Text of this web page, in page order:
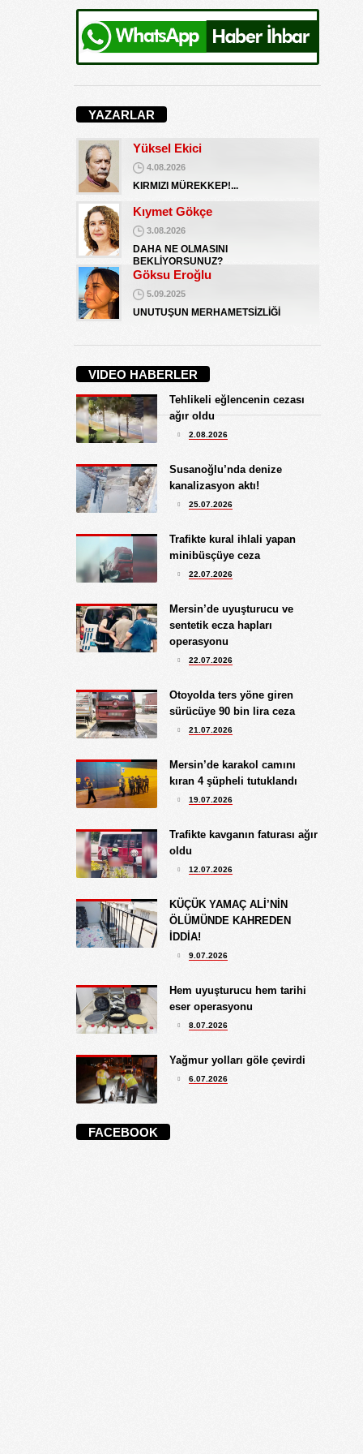
YAZARLAR
Hediye Eroğlu
3.08.2026
Koray Ünlü
BATSIN BU DÜNYA
Yüksel Ekici
4.08.2026
KIRMIZI MÜREKKEP!...
Kıymet Gökçe
3.08.2026
DAHA NE OLMASINI
BEKLİYORSUNUZ?
Göksu Eroğlu
5.09.2025
UNUTUŞUN MERHAMETSİZLİĞİ
İŞGALCİ GÖRÜNÜMLÜ HALK!
Koray Ünlü
10.09.2024
BATSIN BU DÜNYA
Yüksel Ekici
4.08.2026
KIRMIZI MÜREKKEP!...
3.08.2026
DAHA NE OLMASINI
BEKLİYORSUNUZ?
5.09.2025
UNUTUŞUN MERHAMETSİZLİĞİ
Hediye Eroğlu
İŞGALCİ GÖRÜNÜMLÜ HALK!
Koray Ünlü
10.09.2024
VIDEO HABERLER
Tehlikeli eğlencenin cezası
ağır oldu
2.08.2026
Susanoğlu’nda denize
kanalizasyon aktı!
25.07.2026
Trafikte kural ihlali yapan
minibüsçüye ceza
22.07.2026
Mersin’de uyuşturucu ve
sentetik ecza hapları
operasyonu
22.07.2026
Otoyolda ters yöne giren
sürücüye 90 bin lira ceza
21.07.2026
Mersin’de karakol camını
kıran 4 şüpheli tutuklandı
19.07.2026
Trafikte kavganın faturası ağır
oldu
12.07.2026
KÜÇÜK YAMAÇ ALİ’NİN
ÖLÜMÜNDE KAHREDEN
İDDİA!
9.07.2026
Hem uyuşturucu hem tarihi
eser operasyonu
8.07.2026
Yağmur yolları göle çevirdi
6.07.2026
FACEBOOK